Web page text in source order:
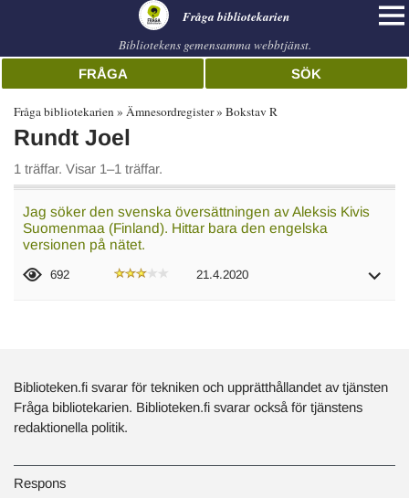
Fråga bibliotekarien
Bibliotekens gemensamma webbtjänst.
FRÅGA SÖK
Fråga bibliotekarien Ämnesordregister Bokstav R
Rundt Joel
1 träffar. Visar 1–1 träffar.
Jag söker den svenska översättningen av Aleksis Kivis
Suomenmaa (Finland). Hittar bara den engelska
versionen på nätet.
692 21.4.2020
Biblioteken.fi svarar för tekniken och upprätthållandet av tjänsten
Fråga bibliotekarien. Biblioteken.fi svarar också för tjänstens
redaktionella politik.
Respons